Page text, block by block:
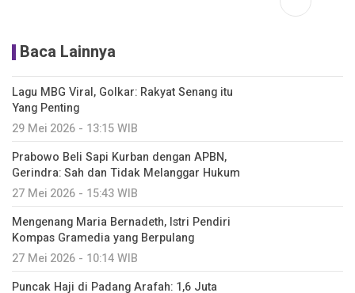
Baca Lainnya
Lagu MBG Viral, Golkar: Rakyat Senang itu
Yang Penting
29 Mei 2026 - 13:15 WIB
Prabowo Beli Sapi Kurban dengan APBN,
Gerindra: Sah dan Tidak Melanggar Hukum
27 Mei 2026 - 15:43 WIB
Mengenang Maria Bernadeth, Istri Pendiri
Kompas Gramedia yang Berpulang
27 Mei 2026 - 10:14 WIB
Puncak Haji di Padang Arafah: 1,6 Juta